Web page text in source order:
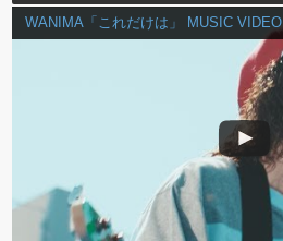
WANIMA「これだけは」 MUSIC VIDEO